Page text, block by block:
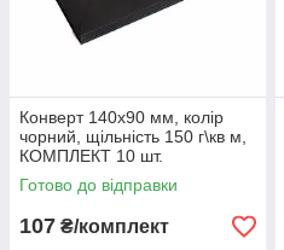
Конверт 140x90 мм, колір
чорний, щільність 150 г\кв м,
КОМПЛЕКТ 10 шт.
Готово до відправки
107 ₴/комплект